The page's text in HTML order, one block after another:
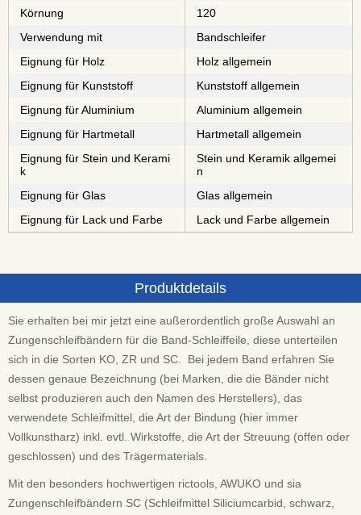
Körnung
120
Verwendung mit
Bandschleifer
Eignung für Holz
Holz allgemein
Eignung für Kunststoff
Kunststoff allgemein
Eignung für Aluminium
Aluminium allgemein
Eignung für Hartmetall
Hartmetall allgemein
Eignung für Stein und Kerami
k
Stein und Keramik allgemei
n
Eignung für Glas
Glas allgemein
Eignung für Lack und Farbe
Lack und Farbe allgemein
Produktdetails
Sie erhalten bei mir jetzt eine außerordentlich große Auswahl an
Zungenschleifbändern für die Band-Schleiffeile, diese unterteilen
sich in die Sorten KO, ZR und SC. Bei jedem Band erfahren Sie
dessen genaue Bezeichnung (bei Marken, die die Bänder nicht
selbst produzieren auch den Namen des Herstellers), das
verwendete Schleifmittel, die Art der Bindung (hier immer
Vollkunstharz) inkl. evtl. Wirkstoffe, die Art der Streuung (offen oder
geschlossen) und des Trägermaterials.
Mit den besonders hochwertigen rictools, AWUKO und sia
Zungenschleifbändern SC (Schleifmittel Siliciumcarbid, schwarz,